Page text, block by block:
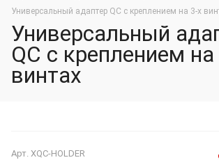
Универсальный адаптер QC с креплением на 3-х
Универсальный
QC с креплением на
винтах
Арт. XQC-HOLDER